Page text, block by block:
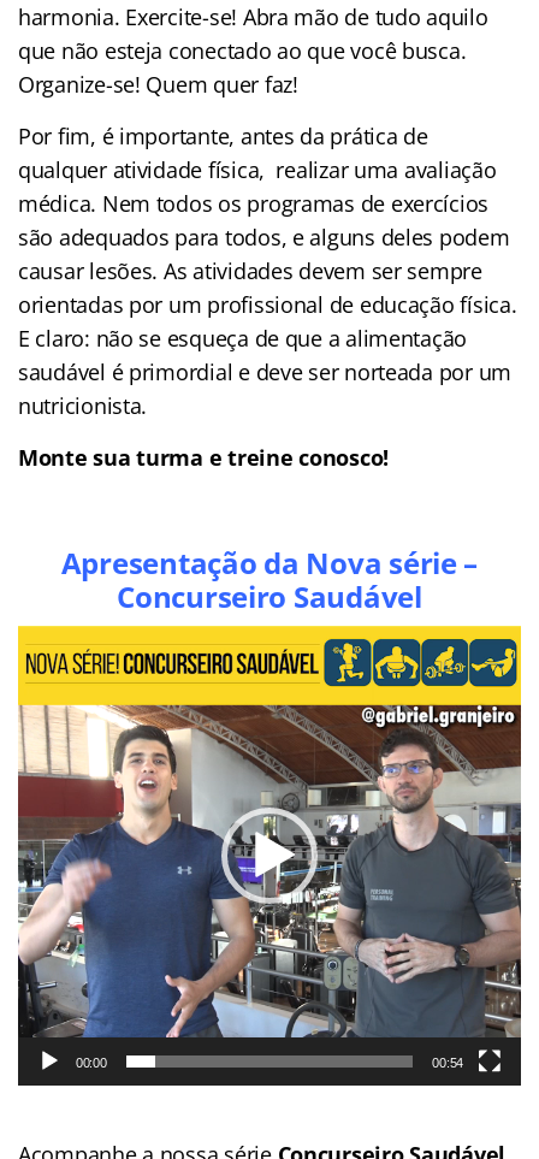
harmonia. Exercite-se! Abra mão de tudo aquilo
que não esteja conectado ao que você busca.
Organize-se! Quem quer faz!
Por fim, é importante, antes da prática de
qualquer atividade física, realizar uma avaliação
médica. Nem todos os programas de exercícios
são adequados para todos, e alguns deles podem
causar lesões. As atividades devem ser sempre
orientadas por um profissional de educação física.
E claro: não se esqueça de que a alimentação
saudável é primordial e deve ser norteada por um
nutricionista.
Monte sua turma e treine conosco!
Apresentação da Nova série –
Concurseiro Saudável
Tocador
de
vídeo
00:00 00:54